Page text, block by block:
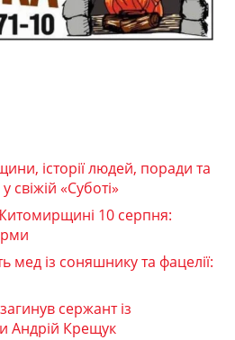
історії людей, поради та
«Суботі»
10 серпня:
мед із соняшнику та фацелії:
сержант із
Андрій Крещук